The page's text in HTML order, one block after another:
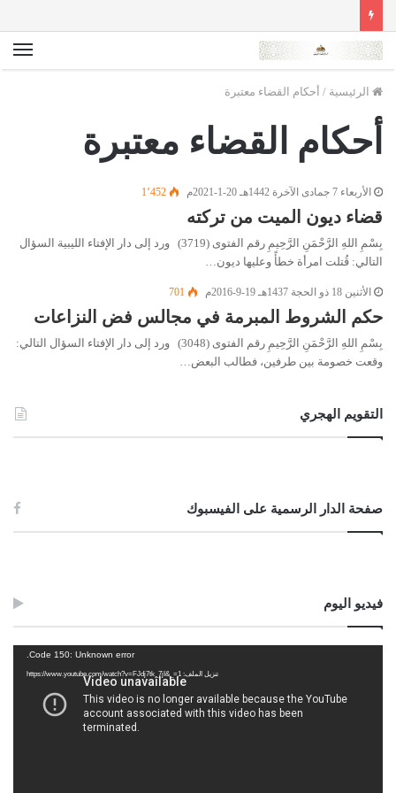
الرئيسية / أحكام القضاء معتبرة
أحكام القضاء معتبرة
الأربعاء 7 جمادى الآخرة 1442هـ 20-1-2021م 1٬452
قضاء ديون الميت من تركته
بِسْمِ اللهِ الرَّحْمَنِ الرَّحِيمِ رقم الفتوى (3719) ورد إلى دار الإفتاء الليبية السؤال
التالي: قُتلت امرأة خطأً وعليها ديون…
الأثنين 18 ذو الحجة 1437هـ 19-9-2016م 701
حكم الشروط المبرمة في مجالس فض النزاعات
بِسْمِ اللهِ الرَّحْمَنِ الرَّحِيمِ رقم الفتوى (3048) ورد إلى دار الإفتاء السؤال التالي:
وقعت خصومة بين طرفين، فطالب البعض…
التقويم الهجري
صفحة الدار الرسمية على الفيسبوك
فيديو اليوم
Code 150: Unknown error.
تنزيل الملف: https://www.youtube.com/watch?v=FJdj7tk_7jI&_=1